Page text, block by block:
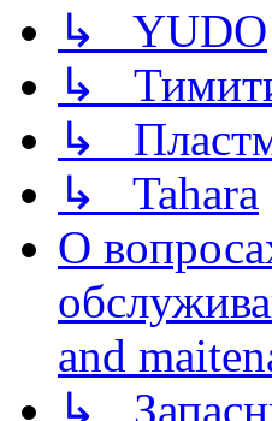
↳ YUDO
↳
↳
↳ Tahara
О
and
↳